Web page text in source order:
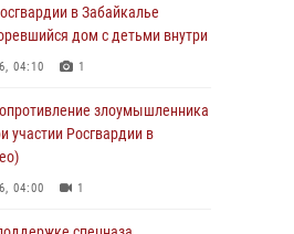
в Забайкалье
дом с детьми внутри
04:10 1
злоумышленника
участии Росгвардии в
04:00 1